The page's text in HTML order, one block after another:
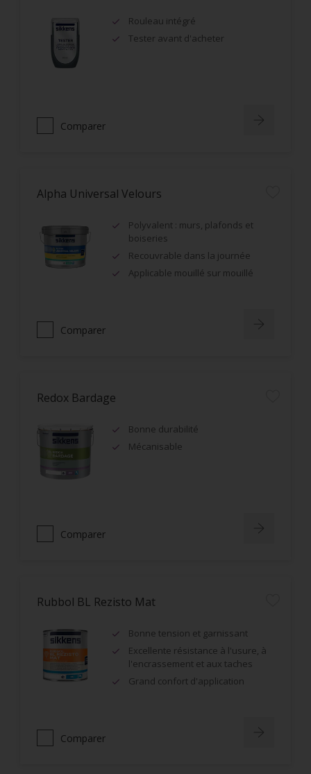
Rouleau intégré
Tester avant d'acheter
Comparer
Alpha Universal Velours
Polyvalent : murs, plafonds et
boiseries
Recouvrable dans la journée
Applicable mouillé sur mouillé
Comparer
Redox Bardage
Bonne durabilité
Mécanisable
Comparer
Rubbol BL Rezisto Mat
Bonne tension et garnissant
Excellente résistance à l'usure, à
l'encrassement et aux taches
Grand confort d'application
Comparer